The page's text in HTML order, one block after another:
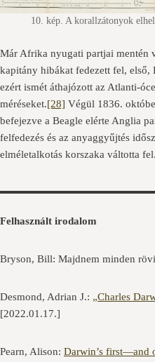
10. kép. A korallzátonyok
Már Afrika nyugati partjai mentén
kapitány hibákat fedezett fel,
ezért ismét áthajózott az Atlanti-
méréseket.[28] Végül 1836.
befejezve a Beagle elérte Anglia
felfedezés és az anyaggyűjtés
elméletalkotás korszaka váltotta fel.
Felhasznált irodalom
Bryson, Bill: Majdnem minden
Desmond, Adrian J.: „Charles
[2022.01.17.]
Pearn, Alison: Darwin’s first—and